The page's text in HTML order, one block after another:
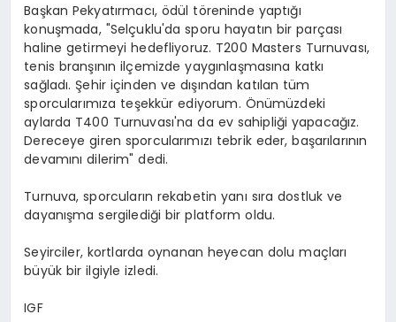
Başkan Pekyatırmacı, ödül töreninde yaptığı
konuşmada, "Selçuklu'da sporu hayatın bir parçası
haline getirmeyi hedefliyoruz. T200 Masters Turnuvası,
tenis branşının ilçemizde yaygınlaşmasına katkı
sağladı. Şehir içinden ve dışından katılan tüm
sporcularımıza teşekkür ediyorum. Önümüzdeki
aylarda T400 Turnuvası'na da ev sahipliği yapacağız.
Dereceye giren sporcularımızı tebrik eder, başarılarının
devamını dilerim" dedi.
Turnuva, sporcuların rekabetin yanı sıra dostluk ve
dayanışma sergilediği bir platform oldu.
Seyirciler, kortlarda oynanan heyecan dolu maçları
büyük bir ilgiyle izledi.
IGF